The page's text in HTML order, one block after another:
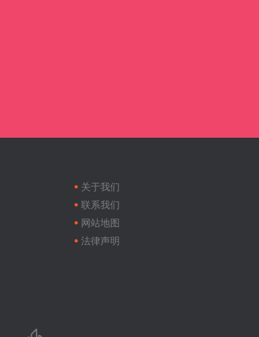
关于我们
联系我们
网站地图
法律声明